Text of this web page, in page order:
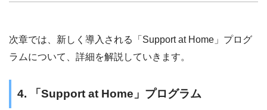
次章では、新しく導入される「Support at Home」プログ
ラムについて、詳細を解説していきます。
4. 「Support at Home」プログラム